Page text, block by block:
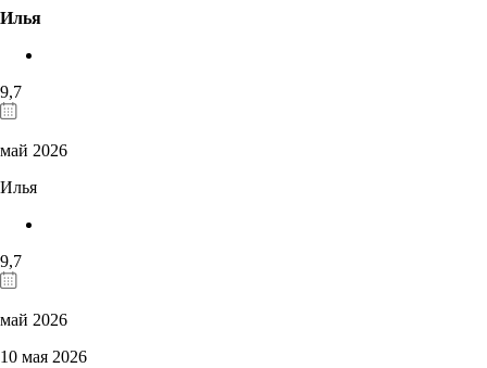
Илья
9,7
май 2026
Илья
9,7
май 2026
10 мая 2026